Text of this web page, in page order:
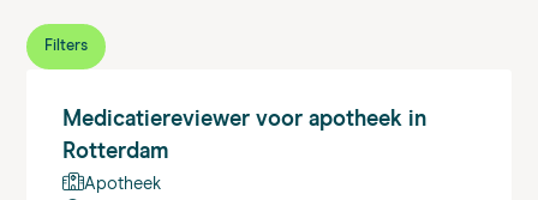
Filters
Medicatiereviewervoor apotheek in
Rotterdam
Apotheek